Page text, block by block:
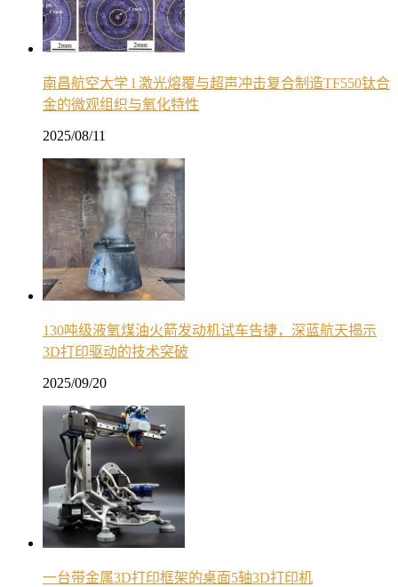
南昌航空大学 l 激光熔覆与超声冲击复合制造TF550钛合
金的微观组织与氧化特性
2025/08/11
130吨级液氧煤油火箭发动机试车告捷，深蓝航天揭示
3D打印驱动的技术突破
2025/09/20
一台带金属3D打印框架的桌面5轴3D打印机